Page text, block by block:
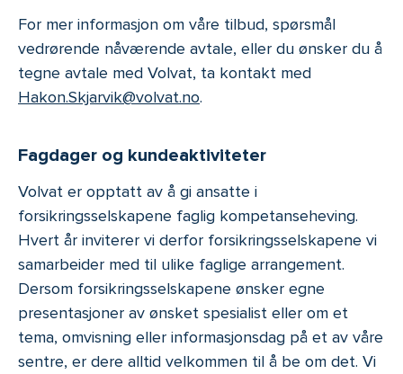
For mer informasjon om våre tilbud, spørsmål
vedrørende nåværende avtale, eller du ønsker du å
tegne avtale med Volvat, ta kontakt med
Hakon.Skjarvik@volvat.no.
Fagdager og kundeaktiviteter
Volvat er opptatt av å gi ansatte i
forsikringsselskapene faglig kompetanseheving.
Hvert år inviterer vi derfor forsikringsselskapene vi
samarbeider med til ulike faglige arrangement.
Dersom forsikringsselskapene ønsker egne
presentasjoner av ønsket spesialist eller om et
tema, omvisning eller informasjonsdag på et av våre
sentre, er dere alltid velkommen til å be om det. Vi